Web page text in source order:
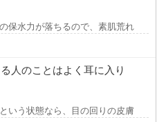
保水力が落ちるので、素肌荒れに手
人のことはよく耳に入り
いう状態なら、目の回りの皮膚を傷